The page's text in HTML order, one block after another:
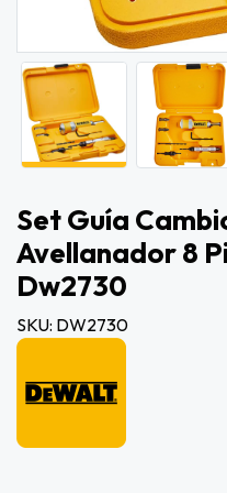
Set Guía
Avellanador 8
Dw2730
SKU: DW2730